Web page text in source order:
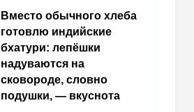
Вместо обычного хлеба
готовлю индийские
бхатури: лепёшки
надуваются на
сковороде, словно
подушки, — вкуснота